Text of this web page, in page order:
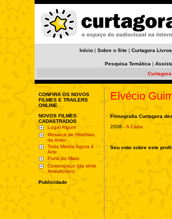
Início | Sobre o Site | Curtagora Livros
Pesquisa Temática |
CONFIRA OS NOVOS
FILMES E TRAILERS
ONLINE
NOVOS FILMES
CADASTRADOS
Lugar Algum
Mosaica de Histórias
de Amor
Toda Merda Agora é
Arte
Punk do Mato
Corpespaço (da série
AnimAction)
Publicidade
Elvécio
Filmografia Curtagora
2008 -A Carta
Seu voto sobre este